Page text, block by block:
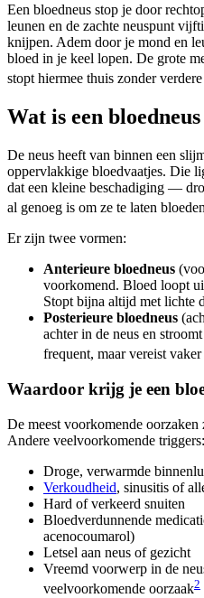
Een bloedneus stop je door
leunen en de zachte neuspunt
knijpen. Adem door je mond en
bloed in je keel lopen. De grote
stopt hiermee thuis zonder
Wat is een
De neus heeft van binnen een
oppervlakkige bloedvaatjes. Die
dat een kleine beschadiging —
al genoeg is om ze te laten
Er zijn twee vormen:
Anterieure bloedneus
voorkomend. Bloed loopt
Stopt bijna altijd met lichte
Posterieure bloedneus
achter in de neus en
frequent, maar vereist
Waardoor krijg je een
De meest voorkomende
Andere veelvoorkomende triggers:
Droge, verwarmde
Verkoudheid, sinusitis of
Hard of verkeerd snuiten
Bloedverdunnende
acenocoumarol)
Letsel aan neus of gezicht
Vreemd voorwerp in de
veelvoorkomende oorzaak2